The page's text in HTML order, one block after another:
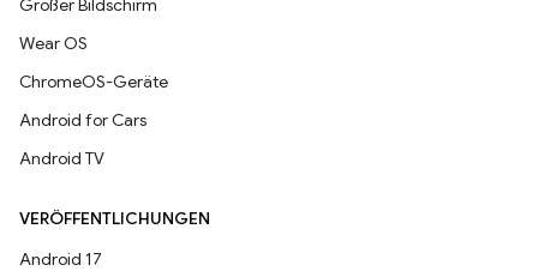
Großer Bildschirm
Wear OS
ChromeOS-Geräte
Android for Cars
Android TV
VERÖFFENTLICHUNGEN
Android 17